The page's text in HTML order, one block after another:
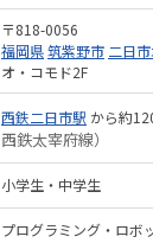
〒818-0056
福岡県筑紫野市 二日
オ・コモド2F
西鉄二日市駅 から約
西鉄太宰府線）
小学生・中学生
プログラミング・ロボ